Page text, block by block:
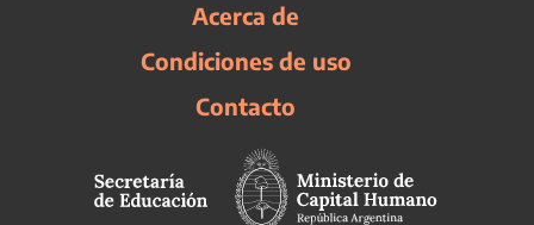
Acerca de
Condiciones de uso
Contacto